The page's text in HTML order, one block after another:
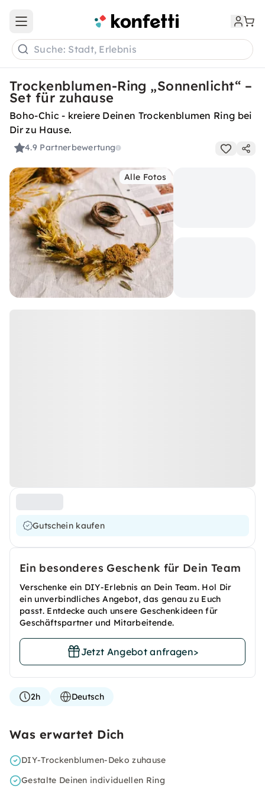
Open main menu
Suche: Stadt, Erlebnis
Trockenblumen-Ring „Sonnenlicht“ –
Set für zuhause
Boho-Chic - kreiere Deinen Trockenblumen Ring bei
Dir zu Hause.
4.9 Partnerbewertung
Alle Fotos
Gutschein kaufen
Ein besonderes Geschenk für Dein Team
Verschenke ein DIY-Erlebnis an Dein Team. Hol Dir
ein unverbindliches Angebot, das genau zu Euch
passt. Entdecke auch unsere Geschenkideen für
Geschäftspartner und Mitarbeitende.
Jetzt Angebot anfragen>
2h Deutsch
Was erwartet Dich
DIY-Trockenblumen-Deko zuhause
Gestalte Deinen individuellen Ring